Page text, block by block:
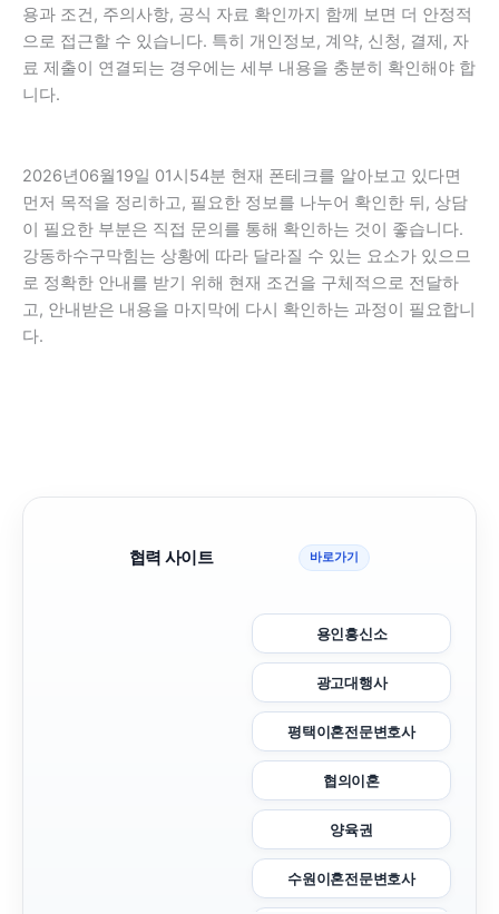
용과 조건, 주의사항, 공식 자료 확인까지 함께 보면 더 안정적
으로 접근할 수 있습니다. 특히 개인정보, 계약, 신청, 결제, 자
료 제출이 연결되는 경우에는 세부 내용을 충분히 확인해야 합
니다.
2026년06월19일 01시54분 현재 폰테크를 알아보고 있다면
먼저 목적을 정리하고, 필요한 정보를 나누어 확인한 뒤, 상담
이 필요한 부분은 직접 문의를 통해 확인하는 것이 좋습니다.
강동하수구막힘는 상황에 따라 달라질 수 있는 요소가 있으므
로 정확한 안내를 받기 위해 현재 조건을 구체적으로 전달하
고, 안내받은 내용을 마지막에 다시 확인하는 과정이 필요합니
다.
협력 사이트 바로가기
용인흥신소
광고대행사
평택이혼전문변호사
협의이혼
양육권
수원이혼전문변호사